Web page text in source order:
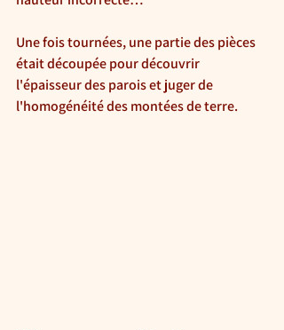
Une fois tournées, une partie des pièces
était découpée pour découvrir
l'épaisseur des parois et juger de
l'homogénéité des montées de terre.